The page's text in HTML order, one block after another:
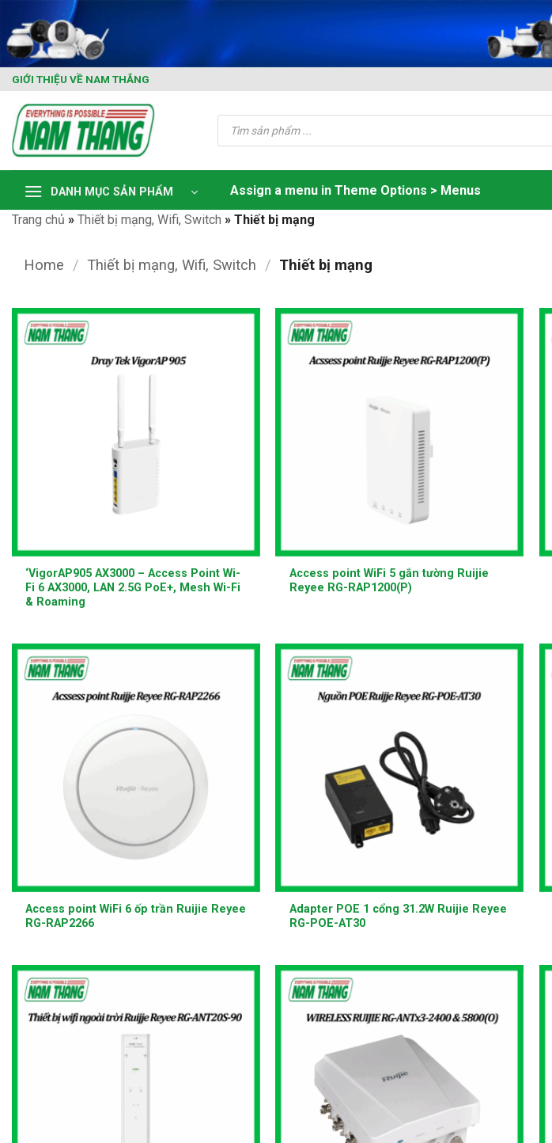
content
GIỚI THIỆU VỀ NAM THẮNG
Tìm
kiếm
phẩm
DANH MỤC SẢN PHẨM Assign a menu in Theme Options > Menus
Trang chủ » Thiết bị mạng, Wifi, Switch » Thiết bị mạng
Home / Thiết bị mạng, Wifi, Switch / Thiết bị mạng
‘VigorAP905 AX3000 – Access Point Wi-
Fi 6 AX3000, LAN 2.5G PoE+, Mesh Wi-Fi
& Roaming
Access point WiFi 5 gắn tường Ruijie
Reyee RG-RAP1200(P)
Access point WiFi 6 ốp trần Ruijie Reyee
RG-RAP2266
Adapter POE 1 cổng 31.2W Ruijie Reyee
RG-POE-AT30